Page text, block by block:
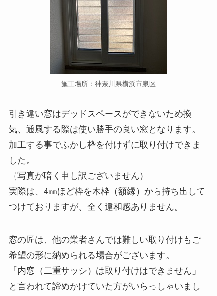
施工場所：神奈川県横浜市泉区
引き違い窓はデッドスペースができないため換
気、通風する際は使い勝手の良い窓となります。
加工する事でふかし枠を付けずに取り付けできま
した。
（写真が暗く申し訳ございません）
実際は、4㎜ほど枠を木枠（額縁）から持ち出して
つけておりますが、全く違和感ありません。
窓の匠は、他の業者さんでは難しい取り付けもご
希望の形に納められる場合がございます。
「内窓（二重サッシ）は取り付けはできません」
と言われて諦めかけていた方がいらっしゃいまし